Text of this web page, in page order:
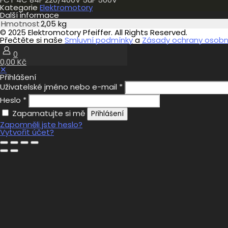
Kategorie Elektromotory
Další informace
Hmotnost2,05 kg
© 2025 Elektromotory Pfeiffer. All Rights Reserved.
Přečtěte si naše Smluvní podmínkya Zásady ochrany
0
0,00 Kč
✕
Přihlášení
Uživatelské jméno nebo e-mail *
Heslo *
Zapamatujte si mě
Přihlášení
Zapomněli jste heslo?
Vytvořit účet?